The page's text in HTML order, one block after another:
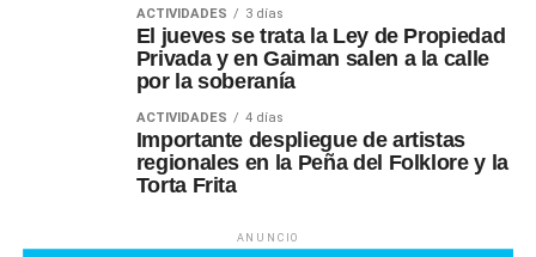
ACTIVIDADES 3 días
El jueves se trata la Ley de Propiedad
Privada y en Gaiman salen a la calle
por la soberanía
ACTIVIDADES 4 días
Importante despliegue de artistas
regionales en la Peña del Folklore y la
Torta Frita
ANUNCIO